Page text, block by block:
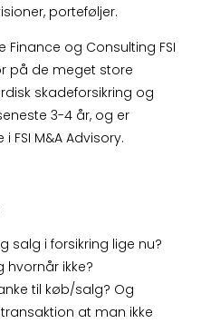
porteføljer.
og Consulting FSI
på de meget store
skadeforsikring og
3-4 år, og er
FSI M&A Advisory.
salg i forsikring lige nu?
hvornår ikke?
til køb/salg? Og
at man ikke